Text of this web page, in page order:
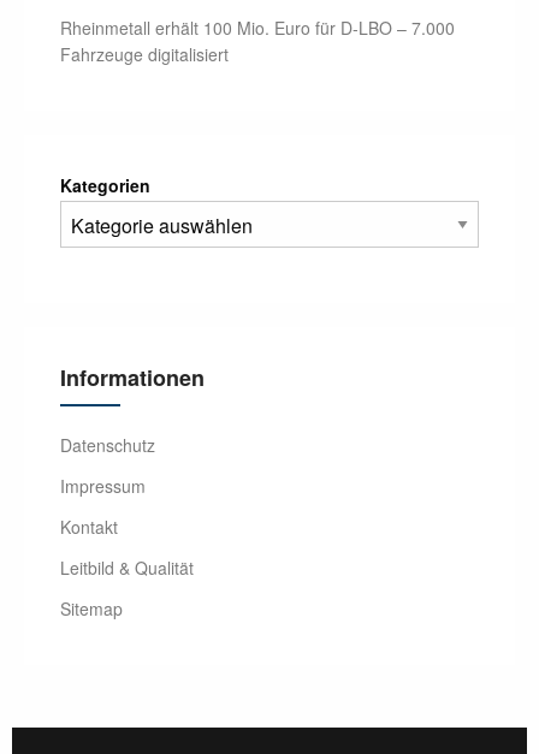
Rheinmetall erhält 100 Mio. Euro für D-LBO – 7.000
Fahrzeuge digitalisiert
Kategorien
Informationen
Datenschutz
Impressum
Kontakt
Leitbild & Qualität
Sitemap